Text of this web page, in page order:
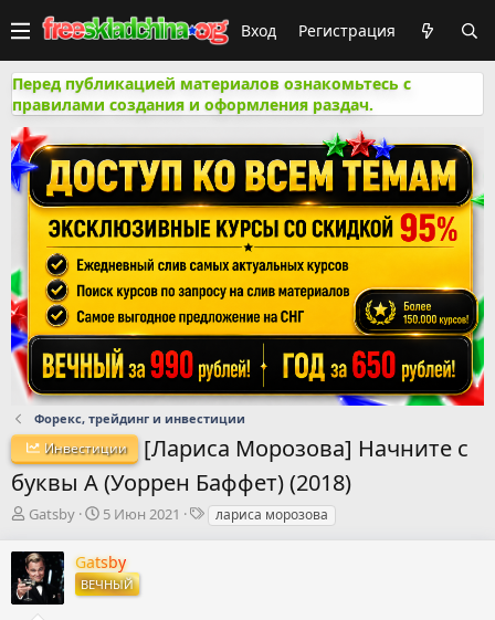
Вход Регистрация
Перед публикацией материалов ознакомьтесь с
правилами создания и оформления раздач.
Форекс, трейдинг и инвестиции
Инвестиции
[Лариса Морозова] Начните с
буквы А (Уоррен Баффет) (2018)
А
т
о
р
Gatsby
Д
т
а
н
5 Июн 2021
Тлариса морозова
Gatsby
ВЕЧНЫЙ